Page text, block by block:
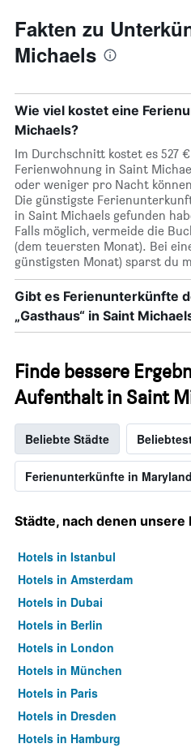
Fakten zu
Michaels
Wie viel kostet eine
Michaels?
Im Durchschnitt kostet es 527
Ferienwohnung in Saint
oder weniger pro Nacht
Die günstigste
in Saint Michaels gefunden
Falls möglich, vermeide die
(dem teuersten Monat). Bei
günstigsten Monat) sparst du
Gibt es Ferienunterkünfte
„Gasthaus“ in Saint
Finde bessere
Aufenthalt in Saint
Beliebte Städte
Ferienunterkünfte in Maryland
Städte, nach denen unsere
Hotels in Istanbul
Hotels in Amsterdam
Hotels in Dubai
Hotels in Berlin
Hotels in London
Hotels in München
Hotels in Paris
Hotels in Dresden
Hotels in Hamburg